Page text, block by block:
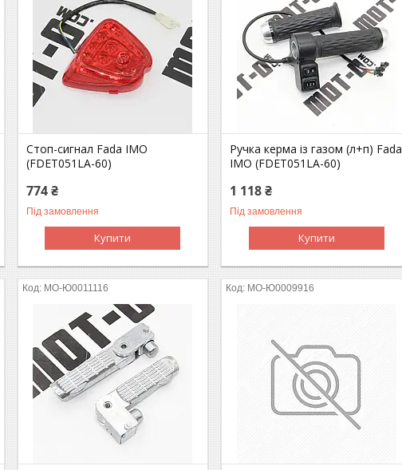
Стоп-сигнал Fada IMO
(FDET051LA-60)
774 ₴
Під замовлення
Купити
Ручка керма із газом (л+п) Fada
IMO (FDET051LA-60)
1 118 ₴
Під замовлення
Купити
MO-Ю0011116 MO-Ю0009916